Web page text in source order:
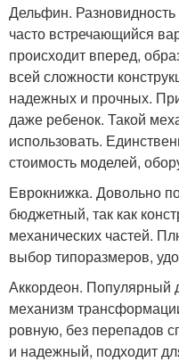
Дельфин.
часто встречающийся
происходит вперед,
всей сложности
надежных и прочных.
даже ребенок. Такой
использовать.
стоимость моделей,
Еврокнижка. Довольно
бюджетный, так как
механических частей.
выбор типоразмеров,
Аккордеон.
механизм
ровную, без перепадов
и надежный, подходит